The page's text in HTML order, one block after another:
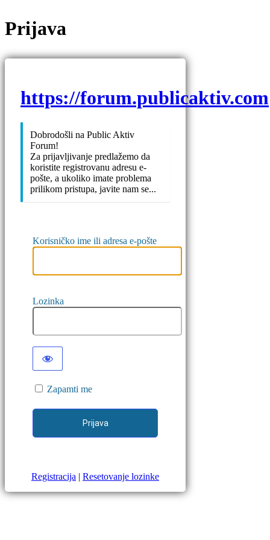
Prijava
https://forum.publicaktiv.com
Dobrodošli na Public Aktiv
Forum!
Za prijavljivanje predlažemo da
koristite registrovanu adresu e-
pošte, a ukoliko imate problema
prilikom pristupa, javite nam se...
Korisničko ime ili adresa e-pošte
Lozinka
Zapamti me
Registracija | Resetovanje lozinke